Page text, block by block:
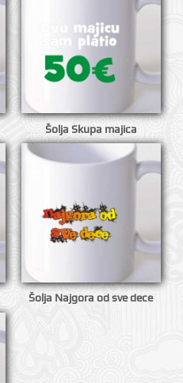
Šolja Skupa majica
Šolja Najgora od sve dece